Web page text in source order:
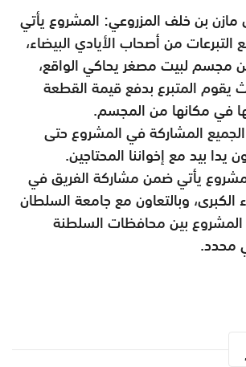
مازن بن خلف المزروعي: المشروع يأتي
التبرعات من أصحاب الأيادي البيضاء،
مجسم لبيت مصغر يحاكي الواقع،
يقوم المتبرع بدفع قيمة القطعة
في مكانها من المجسم.
المشاركة في المشروع حتى
يدا بيد مع إخواننا المحتاجين.
يأتي ضمن مشاركة الفريق في
الكبرى، وبالتعاون مع جامعة السلطان
بين محافظات السلطنة
محدد.